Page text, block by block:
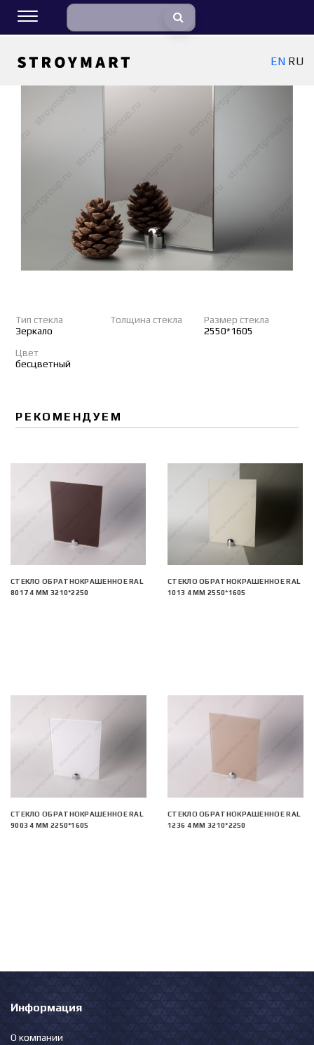
EN RU
Тип стекла
Зеркало
Толщина стекла
Размер стекла
2550*1605
Цвет
бесцветный
РЕКОМЕНДУЕМ
СТЕКЛО ОБРАТНОКРАШЕННОЕ RAL
8017 4 ММ 3210*2250
СТЕКЛО ОБРАТНОКРАШЕННОЕ RAL
1013 4 ММ 2550*1605
СТЕКЛО ОБРАТНОКРАШЕННОЕ RAL
9003 4 ММ 2250*1605
СТЕКЛО ОБРАТНОКРАШЕННОЕ RAL
1236 4 ММ 3210*2250
Информация
О компании